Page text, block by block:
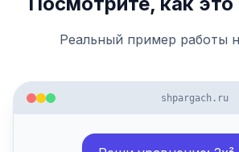
Реальный пример работы
shpargach.ru